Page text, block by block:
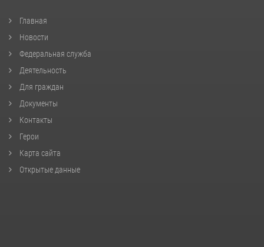
Главная
Новости
Федеральная служба
Деятельность
Для граждан
Документы
Контакты
Герои
Карта сайта
Открытые данные